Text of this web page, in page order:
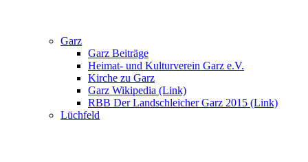
Garz
Garz Beiträge
Heimat- und Kulturverein Garz e.V.
Kirche zu Garz
Garz Wikipedia (Link)
RBB Der Landschleicher Garz 2015 (Link)
Lüchfeld